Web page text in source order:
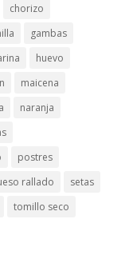
chorizo
gambas
huevo
maicena
naranja
postres
rallado
setas
tomillo seco